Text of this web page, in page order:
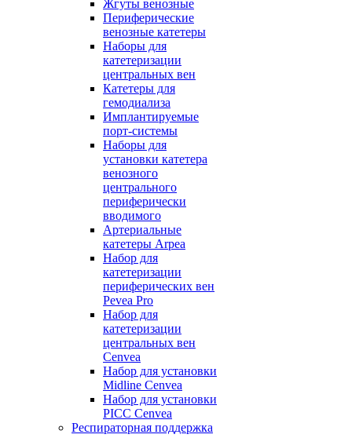
Жгуты венозные
Периферические
венозные катетеры
Наборы для
катетеризации
центральных вен
Катетеры для
гемодиализа
Имплантируемые
порт‑системы
Наборы для
установки катетера
венозного
центрального
периферически
вводимого
Артериальные
катетеры Arpea
Набор для
катетеризации
периферических вен
Pevea Pro
Набор для
катетеризации
центральных вен
Cenvea
Набор для установки
Midline Cenvea
Набор для установки
PICC Cenvea
Респираторная поддержка